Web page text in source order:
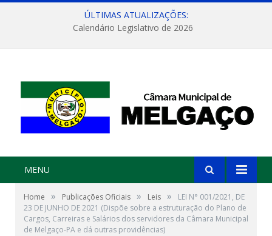
ÚLTIMAS ATUALIZAÇÕES:
Calendário Legislativo de 2026
MENU
Home » Publicações Oficiais » Leis »
LEI N° 001/2021, DE
23 DE JUNHO DE 2021 (Dispõe sobre a estruturação do Plano de
Cargos, Carreiras e Salários dos servidores da Câmara Municipal
de Melgaço-PA e dá outras providências)